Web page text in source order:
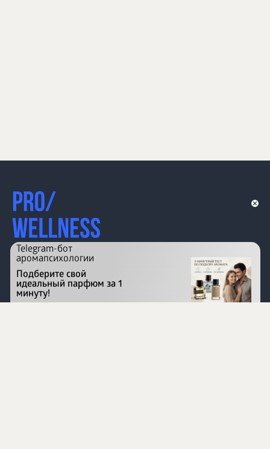
Перейти на сайт
Telegram-бот
аромапсихологии
Подберите свой
идеальный парфюм за 1
минуту!